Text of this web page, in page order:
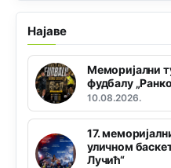
Најаве
Меморијални
фудбалу
10.08.2026.
17.
уличном
Лучић“